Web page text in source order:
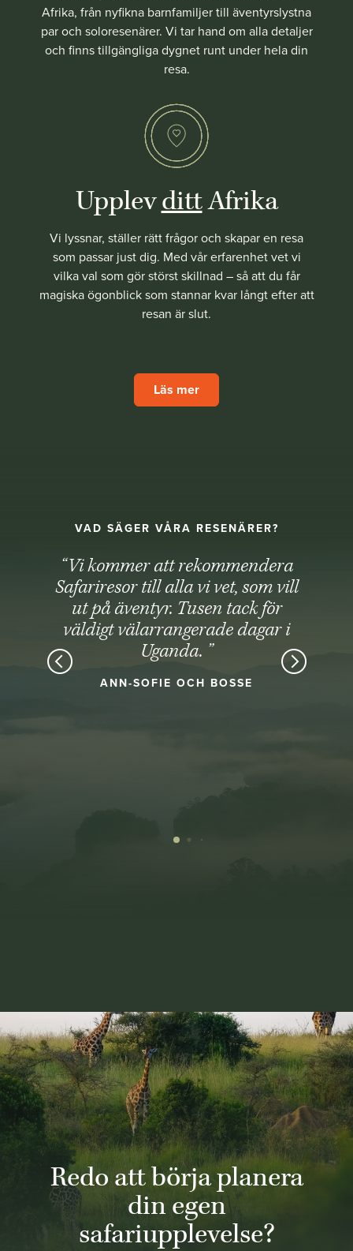
Afrika, från nyfikna barnfamiljer till äventyrslystna
par och soloresenärer. Vi tar hand om alla detaljer
och finns tillgängliga dygnet runt under hela din
resa.
UpplevdittAfrika
Vi lyssnar, ställer rätt frågor och skapar en resa
som passar just dig. Med vår erfarenhet vet vi
vilka val som gör störst skillnad – så att du får
magiska ögonblick som stannar kvar långt efter att
resan är slut.
Läs mer
VAD SÄGER VÅRA RESENÄRER?
“Vi kommer att rekommendera
Safariresor till alla vi vet, som vill
ut på äventyr. Tusen tack för
väldigt välarrangerade dagar i
Uganda. ”
ANN-SOFIE OCH BOSSE
Redo att börja planera
din egen
safariupplevelse?